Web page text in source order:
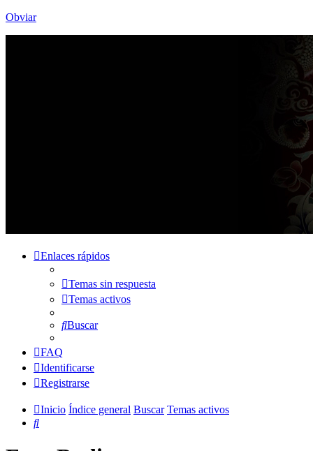
Obviar
Enlaces rápidos
Temas sin respuesta
Temas activos
Buscar
FAQ
Identificarse
Registrarse
Inicio Índice general Buscar Temas activos
Buscar